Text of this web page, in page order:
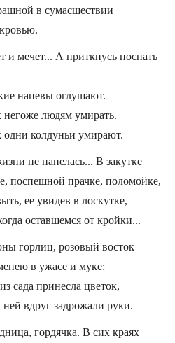
в сумасшествии
и мечет... А приткнусь поспать
напевы оглушают.
негоже людям умирать.
одни колдуньи умирают.
не напелась... В закутке
поспешной прачке, поломойке,
ее увидев в лоскутке,
оставшемся от кройки...
горлиц, розовый восток —
в ужасе и муке:
сада принесла цветок,
вдруг задрожали руки.
гордячка. В сих краях